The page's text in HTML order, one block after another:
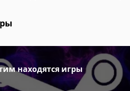
находятся игры